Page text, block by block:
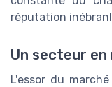
réputation
Un secteur
L'essor du